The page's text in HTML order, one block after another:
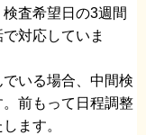
査希望日の3週間
対応していま
いる場合、中間検
前もって日程調整
ます。